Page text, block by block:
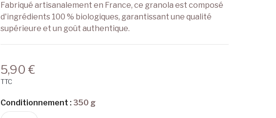
Fabriqué artisanalement en France, ce granola est composé
d'ingrédients 100 % biologiques, garantissant une qualité
supérieure et un goût authentique.
5,90 €
TTC
Conditionnement : 350 g